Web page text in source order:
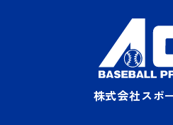
株式会社スポ